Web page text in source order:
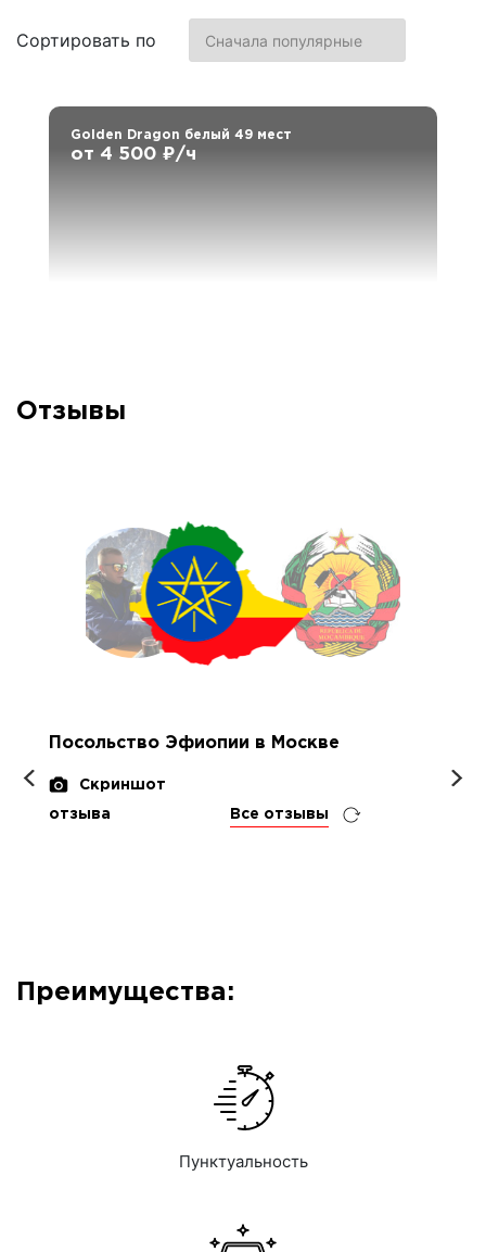
Сортировать по
Golden Dragon белый 49 мест
от 4 500 ₽/ч
Отзывы
Посольство Эфиопии в Москве
Скриншот
отзыва Все отзывы
Преимущества:
Пунктуальность